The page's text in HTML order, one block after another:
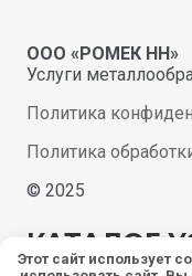
ООО «РОМЕК НН»
Услуги
Политика
Политика
© 2025
КАТАЛОГ
Этот сайт использует